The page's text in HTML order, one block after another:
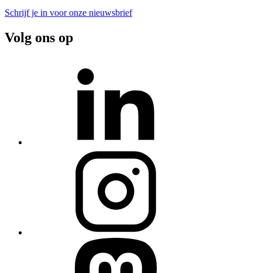
Schrijf je in voor onze nieuwsbrief
Volg ons op